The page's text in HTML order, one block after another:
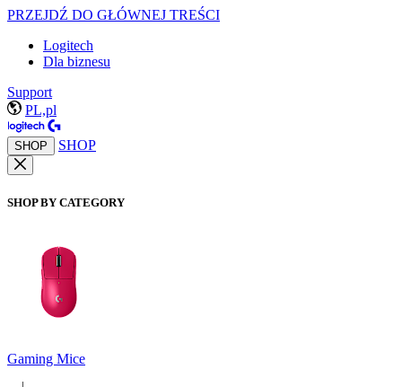
PRZEJDŹ DO GŁÓWNEJ TREŚCI
Logitech
Dla biznesu
Support
PL,pl
SHOP SHOP
SHOP BY CATEGORY
Gaming Mice